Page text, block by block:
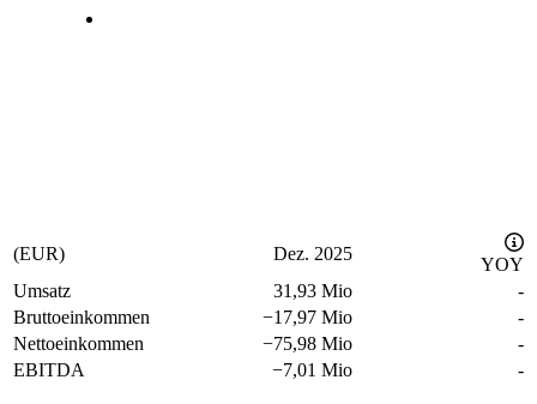
(EUR) Dez. 2025
YOY
Umsatz
31,93 Mio
-
Bruttoeinkommen
−17,97 Mio
-
Nettoeinkommen
−75,98 Mio
-
EBITDA
−7,01 Mio -